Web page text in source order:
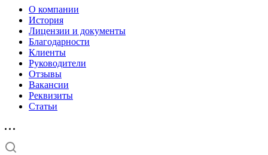
О компании
История
Лицензии и документы
Благодарности
Клиенты
Руководители
Отзывы
Вакансии
Реквизиты
Статьи